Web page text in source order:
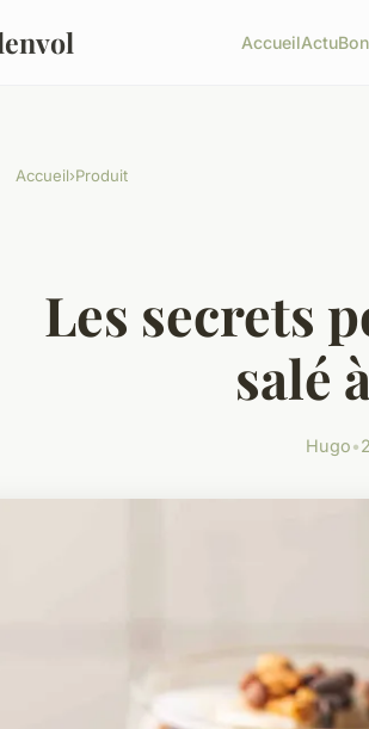
AccueilActu
Accueil›Produit
Les secrets
salé
Hugo•